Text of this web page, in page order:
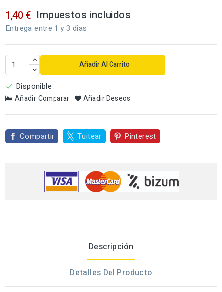
1,40 € Impuestos incluidos
Entrega entre 1 y 3 dias
Añadir Al Carrito
 Disponible
Añadir Comparar Añadir Deseos
Compartir Tuitear Pinterest
Descripción
Detalles Del Producto